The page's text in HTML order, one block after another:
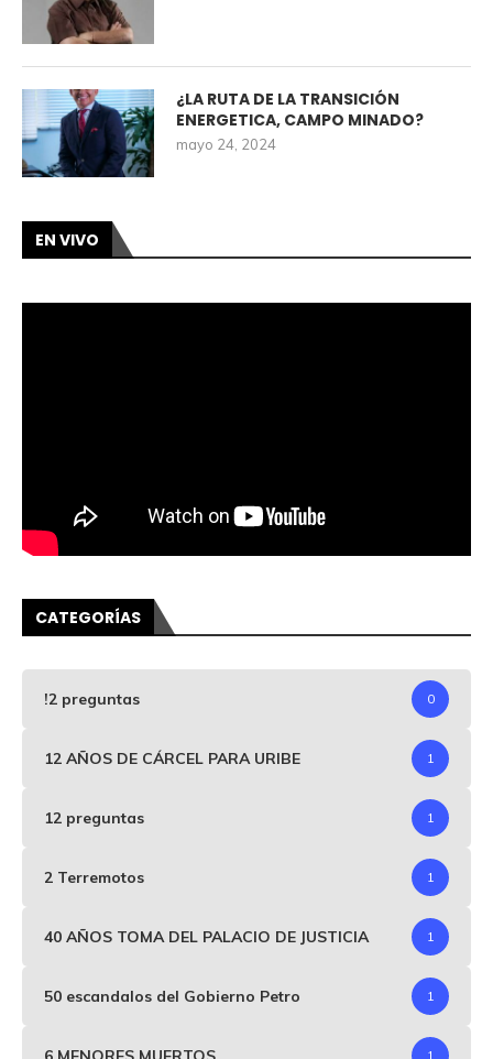
¿LA RUTA DE LA TRANSICIÓN
ENERGETICA, CAMPO MINADO?
mayo 24, 2024
EN VIVO
CATEGORÍAS
!2 preguntas 0
12 AÑOS DE CÁRCEL PARA URIBE 1
12 preguntas 1
2 Terremotos 1
40 AÑOS TOMA DEL PALACIO DE JUSTICIA 1
50 escandalos del Gobierno Petro 1
1